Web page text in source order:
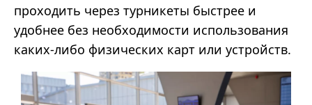
проходить через турникеты быстрее и
удобнее без необходимости использования
каких-либо физических карт или устройств.